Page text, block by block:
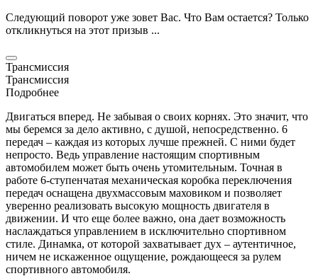
Следующий поворот уже зовет Вас. Что Вам остается? Только
откликнуться на этот призыв ...
Трансмиссия
Трансмиссия
Подробнее
Двигаться вперед. Не забывая о своих корнях. Это значит, что
мы беремся за дело активно, с душой, непосредственно. 6
передач – каждая из которых лучше прежней. С ними будет
непросто. Ведь управление настоящим спортивным
автомобилем может быть очень утомительным. Точная в
работе 6-ступенчатая механическая коробка переключения
передач оснащена двухмассовым маховиком и позволяет
уверенно реализовать высокую мощность двигателя в
движении. И что еще более важно, она дает возможность
наслаждаться управлением в исключительно спортивном
стиле. Динамка, от которой захватывает дух – аутентичное,
ничем не искаженное ощущение, рождающееся за рулем
спортивного автомобиля.